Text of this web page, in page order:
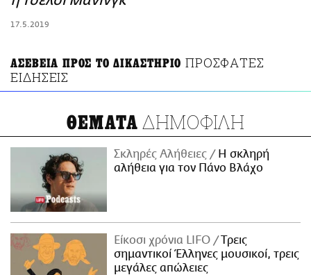
17.5.2019
ΑΣΕΒΕΙΑ ΠΡΟΣ ΤΟ ΔΙΚΑΣΤΗΡΙΟ ΠΡΟΣΦΑΤΕΣ
ΕΙΔΗΣΕΙΣ
ΘΕΜΑΤΑ ΔΗΜΟΦΙΛΗ
Σκληρές Αλήθειες
H σκληρή
αλήθεια για τον Πάνο Βλάχο
Είκοσι χρόνια LIFO
Tρεις
σημαντικοί Έλληνες μουσικοί, τρεις
μεγάλες απώλειες